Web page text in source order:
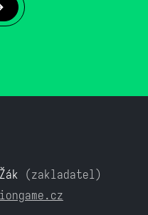
(zakladatel)